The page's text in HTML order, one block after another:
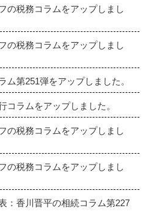
の税務コラムをアップしまし
の税務コラムをアップしまし
第251弾をアップしました。
ラムをアップしました。
の税務コラムをアップしまし
の税務コラムをアップしまし
：香川晋平の相続コラム第227